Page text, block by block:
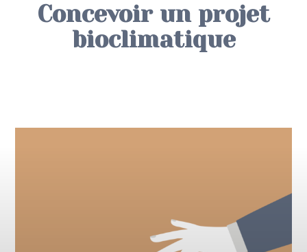
Concevoir un projet
bioclimatique